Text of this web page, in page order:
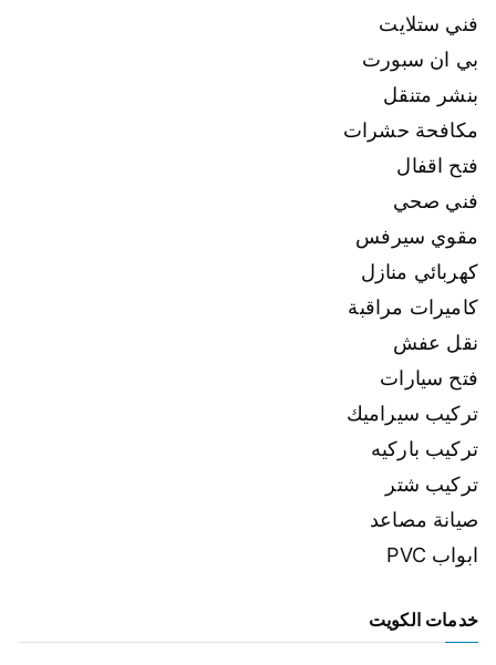
فني ستلايت
بي ان سبورت
بنشر متنقل
مكافحة حشرات
فتح اقفال
فني صحي
مقوي سيرفس
كهربائي منازل
كاميرات مراقبة
نقل عفش
فتح سيارات
تركيب سيراميك
تركيب باركيه
تركيب شتر
صيانة مصاعد
ابواب PVC
خدمات الكويت